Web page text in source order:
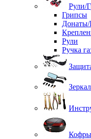
Рули/
Грипсы
Рули
Ручка